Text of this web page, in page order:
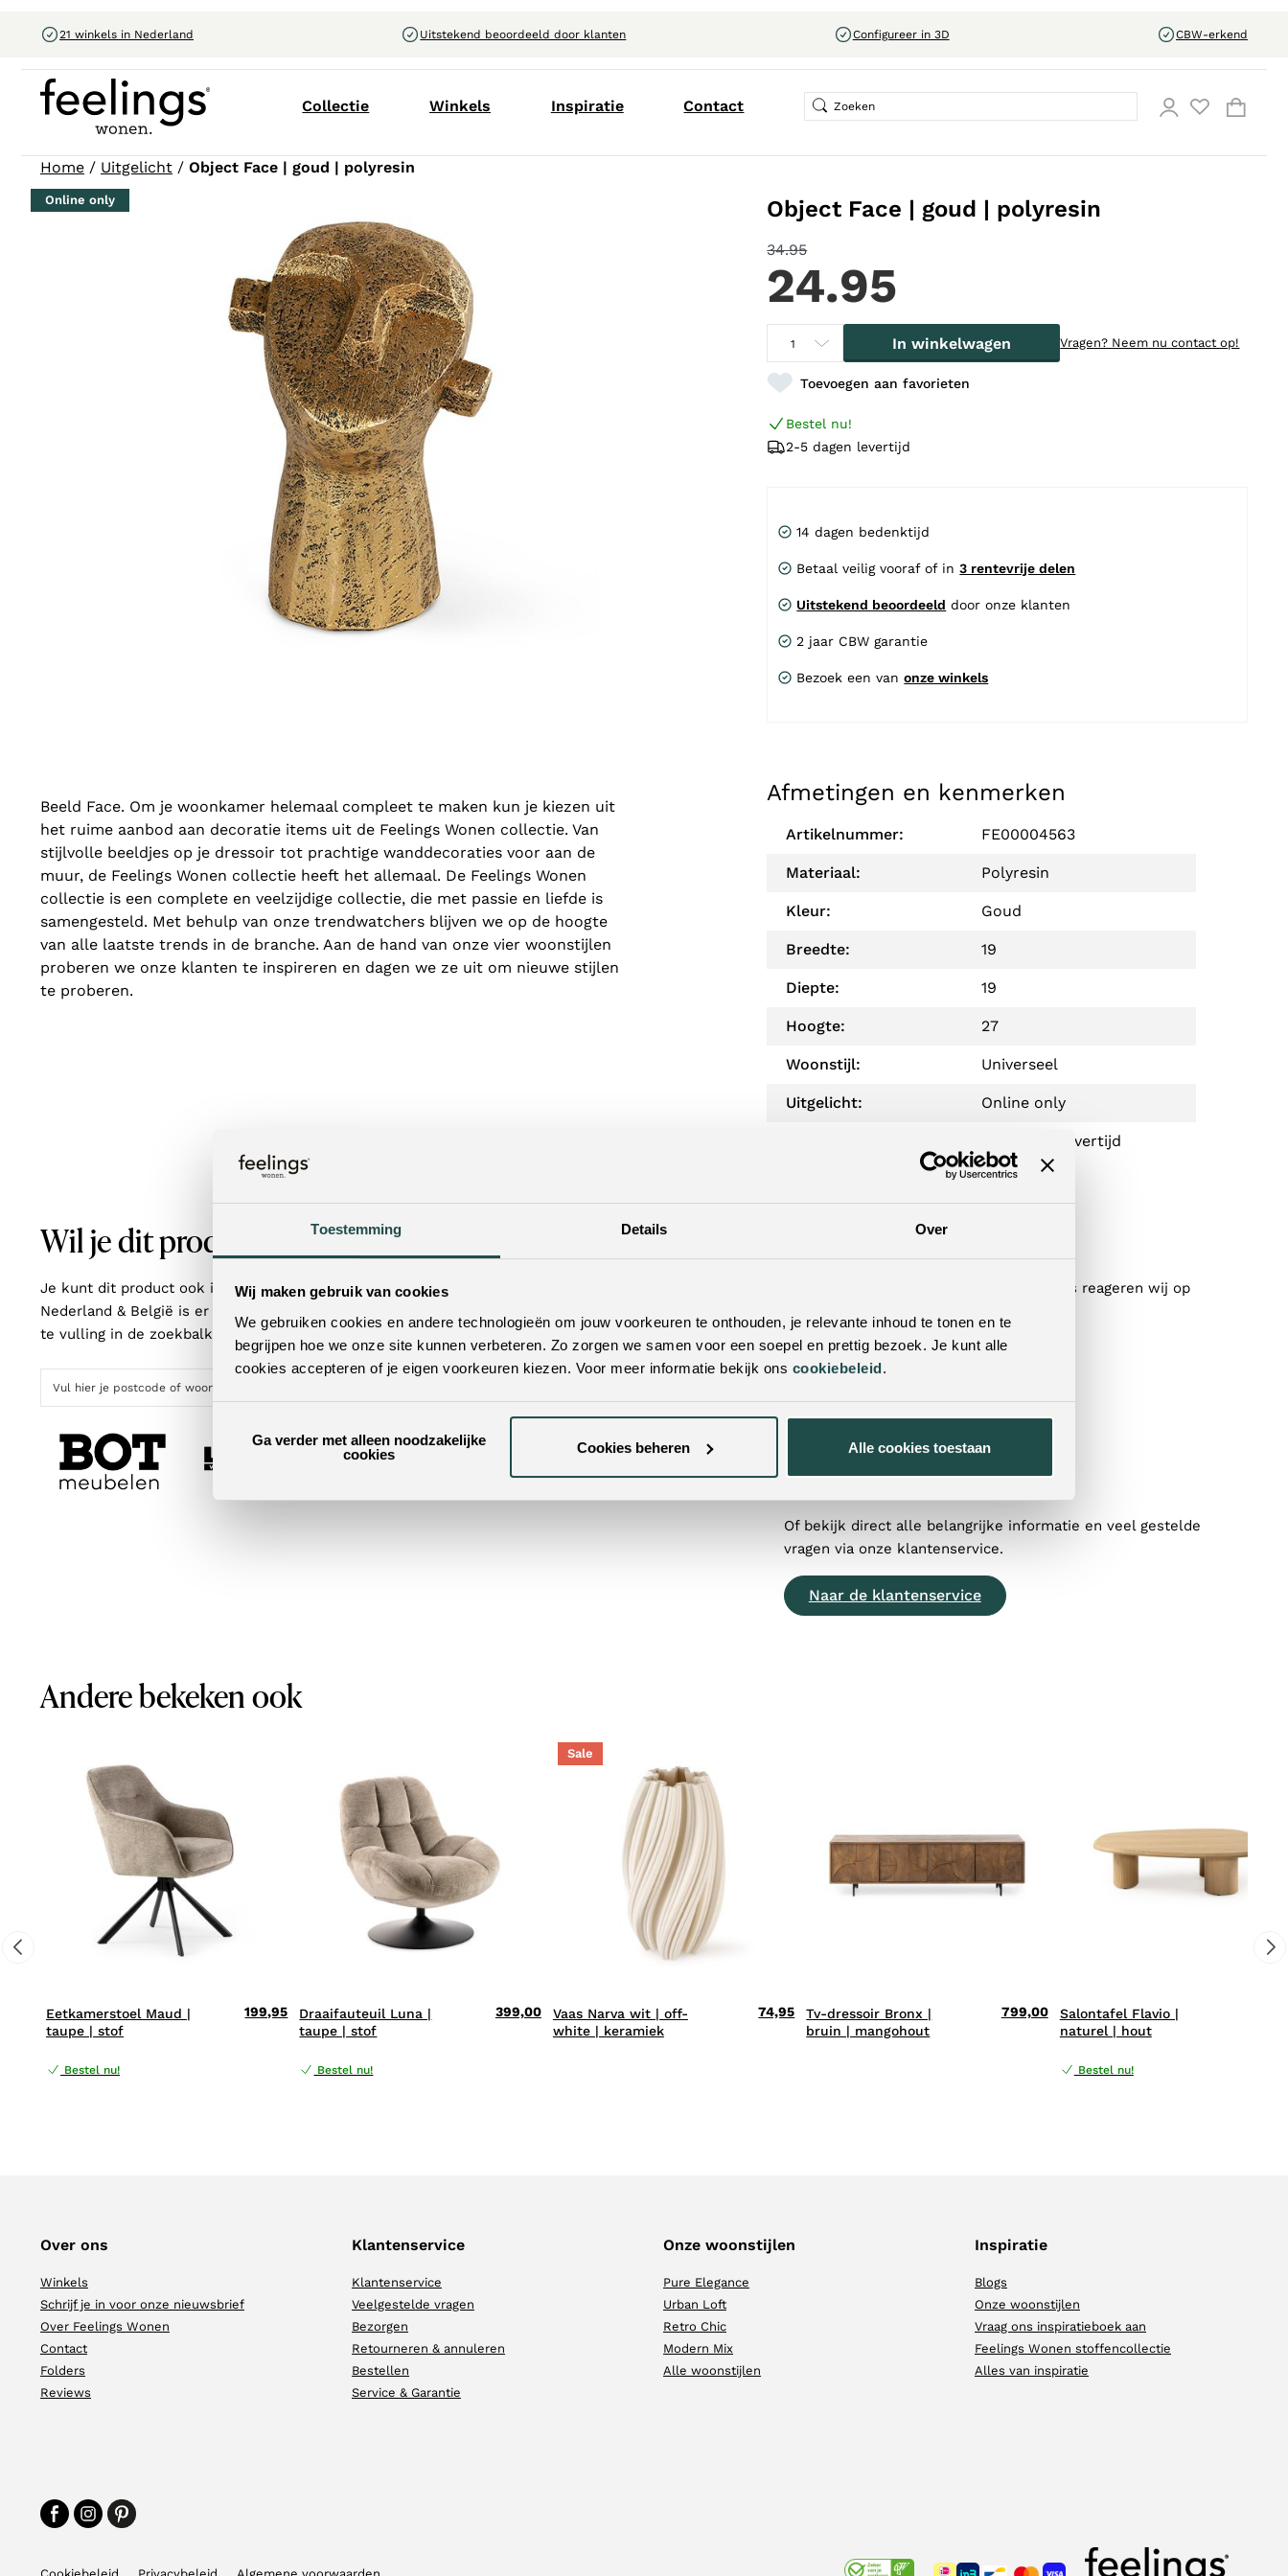
Toestemming Details Over
Wij maken gebruik van cookies
We gebruiken cookies en andere technologieën om jouw voorkeuren te onthouden, je relevante inhoud te tonen en te
begrijpen hoe we onze site kunnen verbeteren. Zo zorgen we samen voor een soepel en prettig bezoek. Je kunt alle
cookies accepteren of je eigen voorkeuren kiezen. Voor meer informatie bekijk ons cookiebeleid.
Ga verder met alleen noodzakelijke
cookies
Cookies beheren Alle cookies toestaan
21 winkels in Nederland Uitstekend beoordeeld door klanten Configureer in 3D CBW-erkend
Collectie Winkels Inspiratie Contact
Home / Uitgelicht / Object Face | goud | polyresin
Online only Object Face | goud | polyresin
34.95
24.95
In winkelwagen Vragen? Neem nu contact op!
Toevoegen aan favorieten
Bestel nu!
2-5 dagen levertijd
14 dagen bedenktijd
Betaal veilig vooraf of in3 rentevrije delen
Uitstekend beoordeeld door onze klanten
2 jaar CBW garantie
Bezoek een vanonze winkels
Beeld Face. Om je woonkamer helemaal compleet te maken kun je kiezen uit
het ruime aanbod aan decoratie items uit de Feelings Wonen collectie. Van
stijlvolle beeldjes op je dressoir tot prachtige wanddecoraties voor aan de
muur, de Feelings Wonen collectie heeft het allemaal. De Feelings Wonen
collectie is een complete en veelzijdige collectie, die met passie en liefde is
samengesteld. Met behulp van onze trendwatchers blijven we op de hoogte
van alle laatste trends in de branche. Aan de hand van onze vier woonstijlen
proberen we onze klanten te inspireren en dagen we ze uit om nieuwe stijlen
te proberen.
Afmetingen en kenmerken
Artikelnummer: FE00004563
Materiaal: Polyresin
Kleur: Goud
Breedte: 19
Diepte: 19
Hoogte: 27
Woonstijl: Universeel
Uitgelicht: Online only
2-5 dagen levertijd
Wil je dit product in het echt zien?
Je kunt dit product ook in een van onze woonwinkels bekijken. Met vestigingen door heel
Nederland & België is er altijd een winkel bij jou in de buurt! Door je postcode of woonplaats in
te vulling in de zoekbalk, vind je met één klik de dichtstbijzijnde winkels.
Twijfel je nog?
Neem dan contact met ons op! Doorgaans reageren wij op
Contactformulier
Of bekijk direct alle belangrijke informatie en veel gestelde
vragen via onze klantenservice.
Naar de klantenservice
Andere bekeken ook
Eetkamerstoel Maud |
taupe | stof
199,95
Bestel nu!
Draaifauteuil Luna |
taupe | stof
399,00
Bestel nu!
Sale
Vaas Narva wit | off-
white | keramiek
74,95
Tv-dressoir Bronx |
bruin | mangohout
799,00
Salontafel Flavio |
naturel | hout
Bestel nu!
Over ons
Winkels
Schrijf je in voor onze nieuwsbrief
Over Feelings Wonen
Contact
Folders
Reviews
Klantenservice
Klantenservice
Veelgestelde vragen
Bezorgen
Retourneren & annuleren
Bestellen
Service & Garantie
Onze woonstijlen
Pure Elegance
Urban Loft
Retro Chic
Modern Mix
Alle woonstijlen
Inspiratie
Blogs
Onze woonstijlen
Vraag ons inspiratieboek aan
Feelings Wonen stoffencollectie
Alles van inspiratie